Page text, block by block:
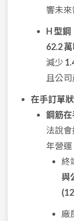
響未來
H 型鋼
62.2
減少
且公
在手訂單
鋼筋
法說
年營運
終
與
廠